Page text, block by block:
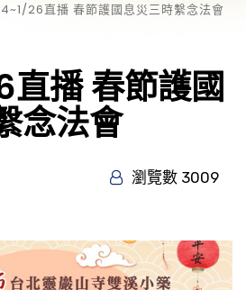
26直播 春節護國息災三時繫念法會
播 春節護國
念法會
瀏覽數 3009